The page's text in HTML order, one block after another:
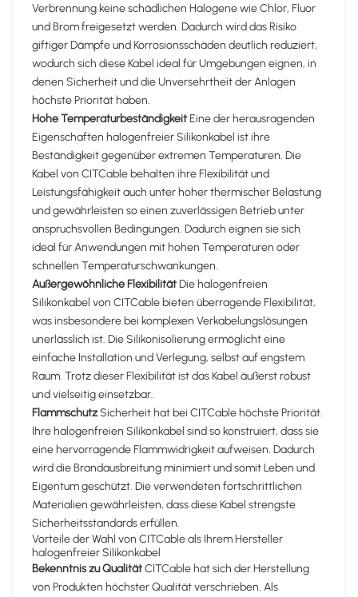
Verbrennung keine schädlichen Halogene wie Chlor, Fluor
und Brom freigesetzt werden. Dadurch wird das Risiko
giftiger Dämpfe und Korrosionsschäden deutlich reduziert,
wodurch sich diese Kabel ideal für Umgebungen eignen, in
denen Sicherheit und die Unversehrtheit der Anlagen
höchste Priorität haben.
Hohe TemperaturbeständigkeitEine der herausragenden
Eigenschaften halogenfreier Silikonkabel ist ihre
Beständigkeit gegenüber extremen Temperaturen. Die
Kabel von CITCable behalten ihre Flexibilität und
Leistungsfähigkeit auch unter hoher thermischer Belastung
und gewährleisten so einen zuverlässigen Betrieb unter
anspruchsvollen Bedingungen. Dadurch eignen sie sich
ideal für Anwendungen mit hohen Temperaturen oder
schnellen Temperaturschwankungen.
Außergewöhnliche FlexibilitätDie halogenfreien
Silikonkabel von CITCable bieten überragende Flexibilität,
was insbesondere bei komplexen Verkabelungslösungen
unerlässlich ist. Die Silikonisolierung ermöglicht eine
einfache Installation und Verlegung, selbst auf engstem
Raum. Trotz dieser Flexibilität ist das Kabel äußerst robust
und vielseitig einsetzbar.
FlammschutzSicherheit hat bei CITCable höchste Priorität.
Ihre halogenfreien Silikonkabel sind so konstruiert, dass sie
eine hervorragende Flammwidrigkeit aufweisen. Dadurch
wird die Brandausbreitung minimiert und somit Leben und
Eigentum geschützt. Die verwendeten fortschrittlichen
Materialien gewährleisten, dass diese Kabel strengste
Sicherheitsstandards erfüllen.
Vorteile der Wahl von CITCable als Ihrem Hersteller
halogenfreier Silikonkabel
Bekenntnis zu QualitätCITCable hat sich der Herstellung
von Produkten höchster Qualität verschrieben. Als